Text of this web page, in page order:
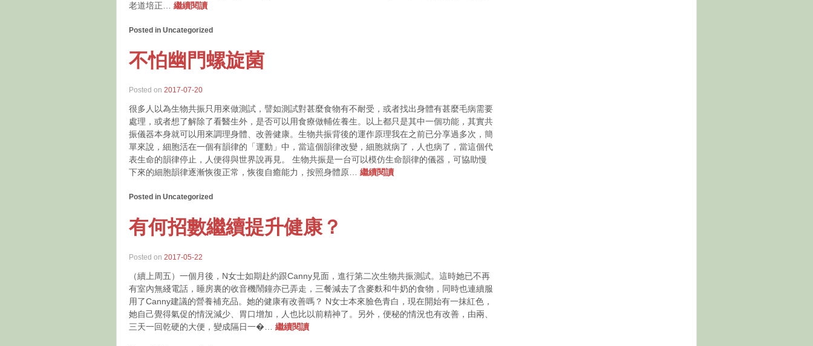
老道培正… 繼續閱讀
Posted in Uncategorized
不怕幽門螺旋菌
Posted on 2017-07-20
很多人以為生物共振只用來做測試，譬如測試對甚麼食物有不耐受，或者找出身體有甚麼毛病需要
處理，或者想了解除了看醫生外，是否可以用食療做輔佐養生。以上都只是其中一個功能，其實共
振儀器本身就可以用來調理身體、改善健康。生物共振背後的運作原理我在之前已分享過多次，簡
單來說，細胞活在一個有韻律的「運動」中，當這個韻律改變，細胞就病了，人也病了，當這個代
表生命的韻律停止，人便得與世界說再見。 生物共振是一台可以模仿生命韻律的儀器，可協助慢
下來的細胞韻律逐漸恢復正常，恢復自癒能力，按照身體原… 繼續閱讀
Posted in Uncategorized
有何招數繼續提升健康？
Posted on 2017-05-22
（續上周五）一個月後，N女士如期赴約跟Canny見面，進行第二次生物共振測試。這時她已不再
有室內無綫電話，睡房裏的收音機鬧鐘亦已弄走，三餐減去了含麥麩和牛奶的食物，同時也連續服
用了Canny建議的營養補充品。她的健康有改善嗎？ N女士本來臉色青白，現在開始有一抹紅色，
她自己覺得氣促的情況減少、胃口增加，人也比以前精神了。另外，便秘的情況也有改善，由兩、
三天一回乾硬的大便，變成隔日一�… 繼續閱讀